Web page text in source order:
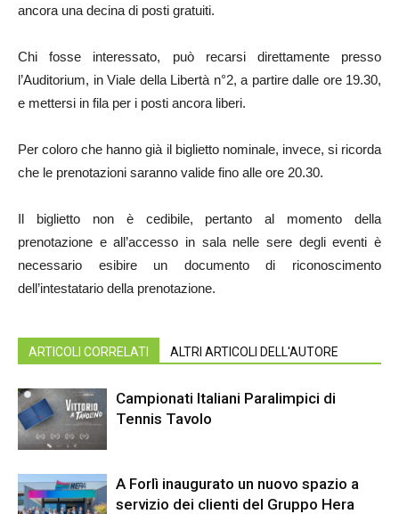
ancora una decina di posti gratuiti.
Chi fosse interessato, può recarsi direttamente presso
l’Auditorium, in Viale della Libertà n°2, a partire dalle ore 19.30,
e mettersi in fila per i posti ancora liberi.
Per coloro che hanno già il biglietto nominale, invece, si ricorda
che le prenotazioni saranno valide fino alle ore 20.30.
Il biglietto non è cedibile, pertanto al momento della
prenotazione e all’accesso in sala nelle sere degli eventi è
necessario esibire un documento di riconoscimento
dell’intestatario della prenotazione.
ARTICOLI CORRELATI ALTRI ARTICOLI DELL'AUTORE
Campionati Italiani Paralimpici di
Tennis Tavolo
A Forlì inaugurato un nuovo spazio a
servizio dei clienti del Gruppo Hera